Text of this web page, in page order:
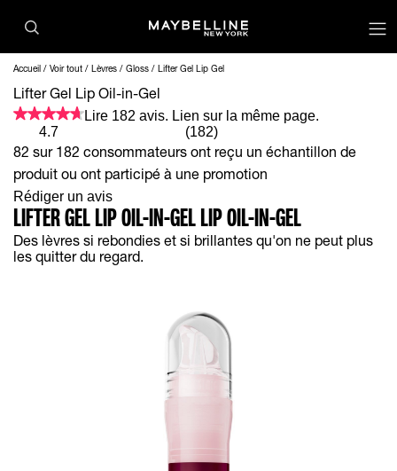
Accueil Voir tout Lèvres Gloss Lifter Gel Lip Gel
Lifter Gel Lip Oil-in-Gel
4.7
Lire 182 avis. Lien sur la même page.
(182)
82 sur 182 consommateurs ont reçu un échantillon de
produit ou ont participé à une promotion
Rédiger un avis
LIFTER GEL LIP OIL-IN-GEL LIP OIL-IN-GEL
Des lèvres si rebondies et si brillantes qu'on ne peut plus
les quitter du regard.